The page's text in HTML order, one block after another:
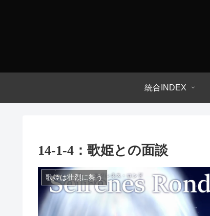
統合INDEX
14-1-4：歌姫との面談
歌姫は壮烈に舞う